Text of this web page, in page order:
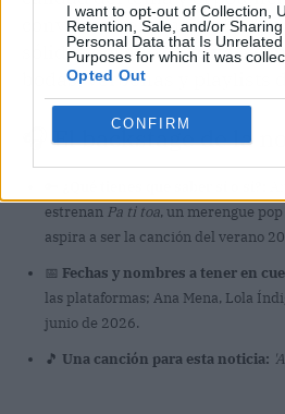
I want to opt-out of Collection,
Retention, Sale, and/or
Personal Data that Is
Purposes for which it was
Opted Out
CONFIRM
convierten en uno de los
sólidos del año. Esto va a
bodas, verbenas y playlists
🎧 El backstage de la
estrenan Pa ti toa, un merengue
aspira a ser la canción del verano
📅 Fechas y nombres a tener en
las plataformas; Ana Mena, Lola
junio de 2026.
🎵 Una canción para esta noticia: